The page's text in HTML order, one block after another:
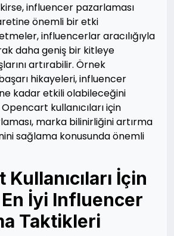
influencer pazarlaması
önemli bir etki
influencerlar aracılığıyla
daha geniş bir kitleye
artırabilir. Örnek
hikayeleri, influencer
kadar etkili olabileceğini
kullanıcıları için
marka bilinirliğini artırma
sağlama konusunda önemli
İçin
İyi Influencer
Taktikleri